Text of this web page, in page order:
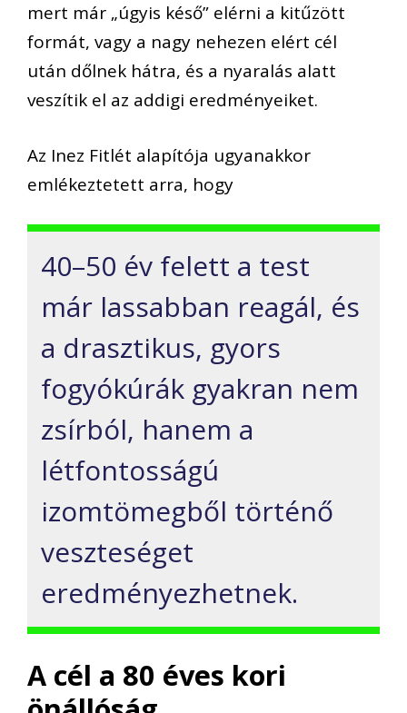
mert már „úgyis késő” elérni a kitűzött
formát, vagy a nagy nehezen elért cél
után dőlnek hátra, és a nyaralás alatt
veszítik el az addigi eredményeiket.
Az Inez Fitlét alapítója ugyanakkor
emlékeztetett arra, hogy
40–50 év felett a test
már lassabban reagál, és
a drasztikus, gyors
fogyókúrák gyakran nem
zsírból, hanem a
létfontosságú
izomtömegből történő
veszteséget
eredményezhetnek.
A cél a 80 éves kori